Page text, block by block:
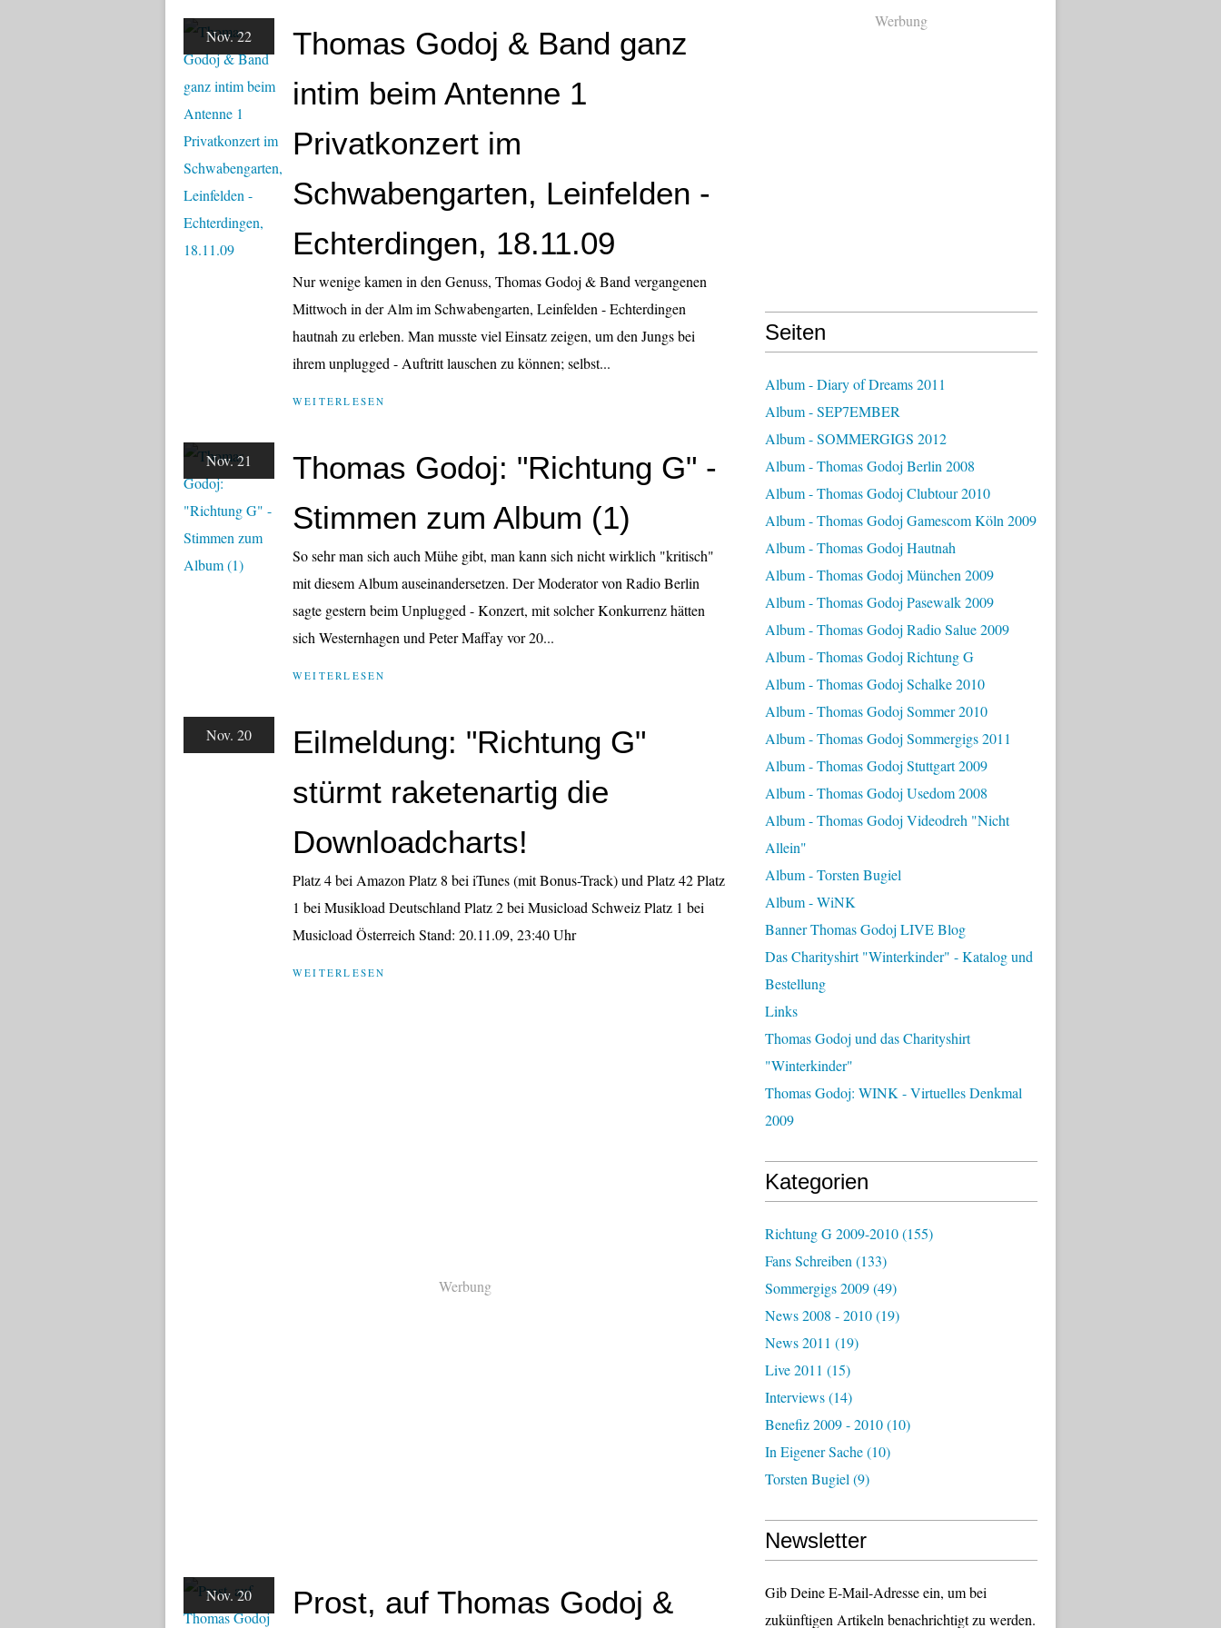
Nov. 22
Thomas Godoj & Band ganz
intim beim Antenne 1
Privatkonzert im
Schwabengarten, Leinfelden -
Echterdingen, 18.11.09
Nur wenige kamen in den Genuss, Thomas Godoj & Band vergangenen
Mittwoch in der Alm im Schwabengarten, Leinfelden - Echterdingen
hautnah zu erleben. Man musste viel Einsatz zeigen, um den Jungs bei
ihrem unplugged - Auftritt lauschen zu können; selbst...
WEITERLESEN
Nov. 21
Thomas Godoj: "Richtung G" -
Stimmen zum Album (1)
So sehr man sich auch Mühe gibt, man kann sich nicht wirklich "kritisch"
mit diesem Album auseinandersetzen. Der Moderator von Radio Berlin
sagte gestern beim Unplugged - Konzert, mit solcher Konkurrenz hätten
sich Westernhagen und Peter Maffay vor 20...
WEITERLESEN
Nov. 20
Eilmeldung: "Richtung G"
stürmt raketenartig die
Downloadcharts!
Platz 4 bei Amazon Platz 8 bei iTunes (mit Bonus-Track) und Platz 42 Platz
1 bei Musikload Deutschland Platz 2 bei Musicload Schweiz Platz 1 bei
Musicload Österreich Stand: 20.11.09, 23:40 Uhr
WEITERLESEN
Werbung
Nov. 20 Prost, auf Thomas Godoj &
Werbung
Seiten
Album - Diary of Dreams 2011
Album - SEP7EMBER
Album - SOMMERGIGS 2012
Album - Thomas Godoj Berlin 2008
Album - Thomas Godoj Clubtour 2010
Album - Thomas Godoj Gamescom Köln 2009
Album - Thomas Godoj Hautnah
Album - Thomas Godoj München 2009
Album - Thomas Godoj Pasewalk 2009
Album - Thomas Godoj Radio Salue 2009
Album - Thomas Godoj Richtung G
Album - Thomas Godoj Schalke 2010
Album - Thomas Godoj Sommer 2010
Album - Thomas Godoj Sommergigs 2011
Album - Thomas Godoj Stuttgart 2009
Album - Thomas Godoj Usedom 2008
Album - Thomas Godoj Videodreh "Nicht
Allein"
Album - Torsten Bugiel
Album - WiNK
Banner Thomas Godoj LIVE Blog
Das Charityshirt "Winterkinder" - Katalog und
Bestellung
Links
Thomas Godoj und das Charityshirt
"Winterkinder"
Thomas Godoj: WINK - Virtuelles Denkmal
2009
Kategorien
Richtung G 2009-2010(155)
Fans Schreiben (133)
Sommergigs 2009(49)
News 2008 - 2010(19)
News 2011 (19)
Live 2011 (15)
Interviews(14)
Benefiz 2009 - 2010(10)
In Eigener Sache(10)
Torsten Bugiel (9)
Newsletter
Gib Deine E-Mail-Adresse ein, um bei
zukünftigen Artikeln benachrichtigt zu werden.